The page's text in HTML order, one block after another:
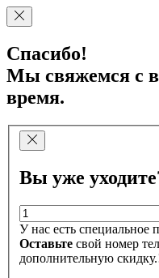
Спасибо!
Мы свяжемся с
время.
Вы уже
У нас есть специальное
Оставьте свой номер
дополнительную